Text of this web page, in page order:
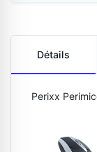
Détails
Perixx